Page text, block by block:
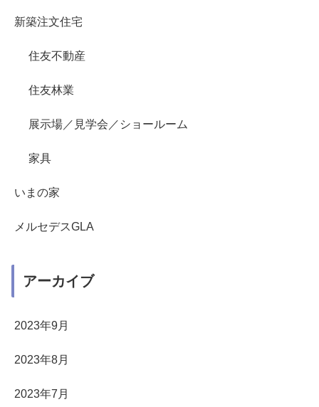
新築注文住宅
住友不動産
住友林業
展示場／見学会／ショールーム
家具
いまの家
メルセデスGLA
アーカイブ
2023年9月
2023年8月
2023年7月